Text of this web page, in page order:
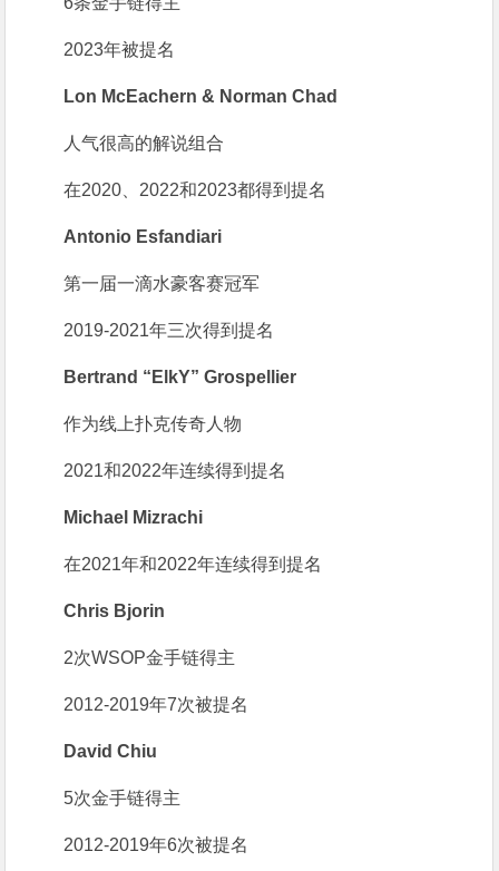
2023年被提名
Lon McEachern & Norman Chad
人气很高的解说组合
在2020、2022和2023都得到提名
Antonio Esfandiari
第一届一滴水豪客赛冠军
2019-2021年三次得到提名
Bertrand “ElkY” Grospellier
作为线上扑克传奇人物
2021和2022年连续得到提名
Michael Mizrachi
在2021年和2022年连续得到提名
Chris Bjorin
2次WSOP金手链得主
2012-2019年7次被提名
David Chiu
5次金手链得主
2012-2019年6次被提名